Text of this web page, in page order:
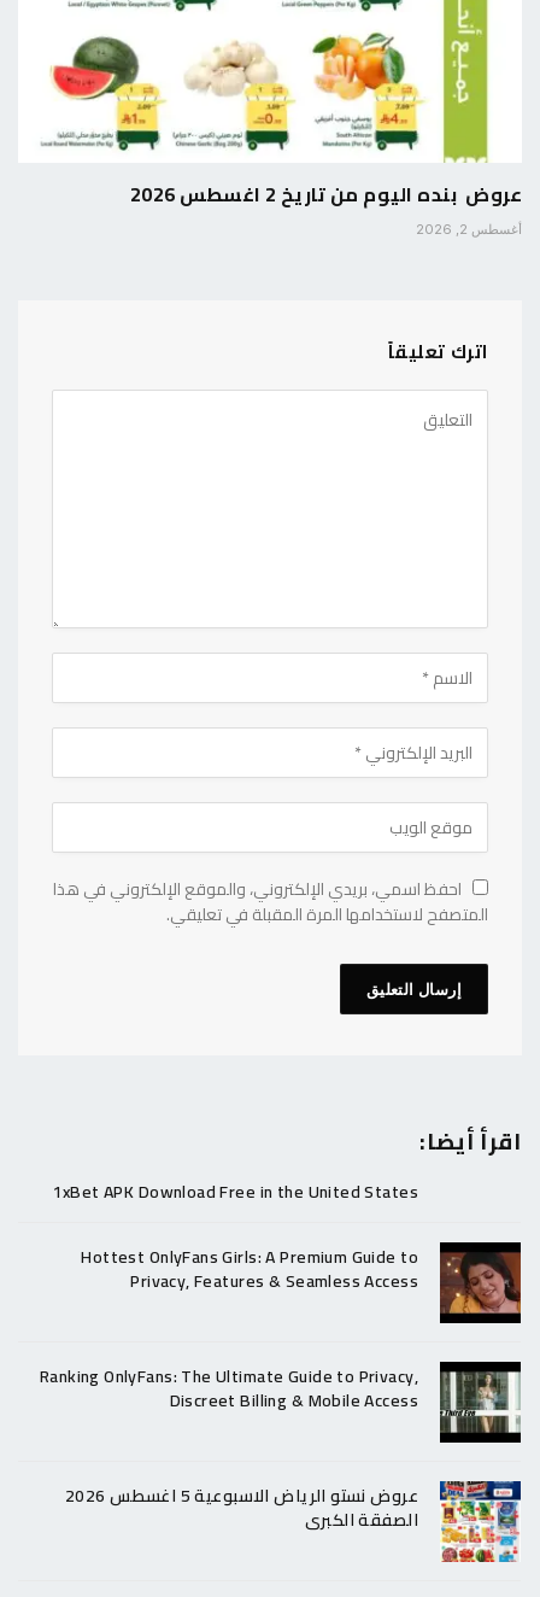
عروض بنده اليوم من تاريخ 2 اغسطس 2026
أغسطس 2, 2026
اترك تعليقاً
احفظ اسمي، بريدي الإلكتروني، والموقع الإلكتروني في هذا
المتصفح لاستخدامها المرة المقبلة في تعليقي.
اقرأ أيضا:
1xBet APK Download Free in the United States
Hottest OnlyFans Girls: A Premium Guide to
Privacy, Features & Seamless Access
Ranking OnlyFans: The Ultimate Guide to Privacy,
Discreet Billing & Mobile Access
عروض نستو الرياض الاسبوعية 5 اغسطس 2026
الصفقة الكبرى